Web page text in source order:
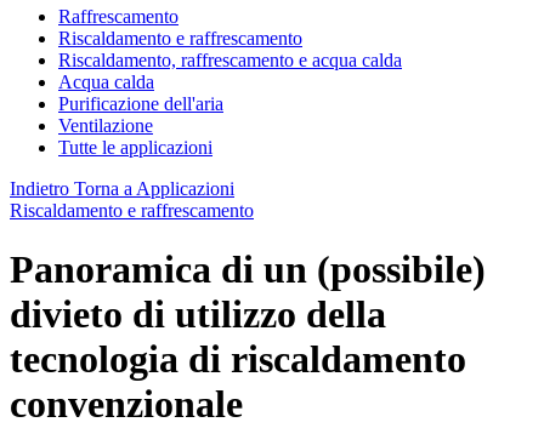
Raffrescamento
Riscaldamento e raffrescamento
Riscaldamento, raffrescamento e acqua calda
Acqua calda
Purificazione dell'aria
Ventilazione
Tutte le applicazioni
Indietro Torna a Applicazioni
Riscaldamento e raffrescamento
Panoramica di un (possibile)
divieto di utilizzo della
tecnologia di riscaldamento
convenzionale